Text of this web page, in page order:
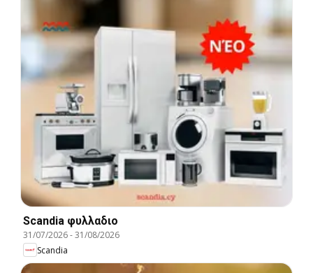
Scandia φυλλαδιο
31/07/2026-31/08/2026
Scandia